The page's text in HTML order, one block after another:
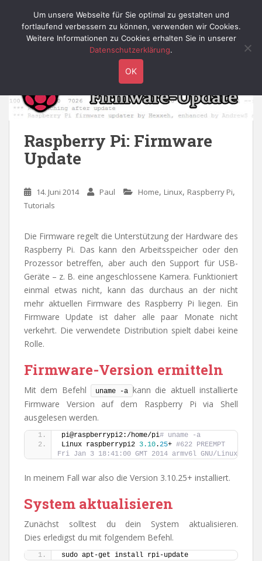
Willy's Technik-Blog
Raspberry Pi: Firmware
Update
14. Juni 2014 Paul Home, Linux, Raspberry Pi,
Tutorials
Die Firmware regelt die Unterstützung der Hardware des
Raspberry Pi. Das kann den Arbeitsspeicher oder den
Prozessor betreffen, aber auch den Support für USB-
Geräte – z. B. eine angeschlossene Kamera. Funktioniert
einmal etwas nicht, kann das durchaus an der nicht
mehr aktuellen Firmware des Raspberry Pi liegen. Ein
Firmware Update ist daher alle paar Monate nicht
verkehrt. Die verwendete Distribution spielt dabei keine
Rolle.
Firmware-Version ermitteln
Mit dem Befehl uname -a kann die aktuell installierte
Firmware Version auf dem Raspberry Pi via Shell
ausgelesen werden.
pi@raspberrypi2:/home/pi# uname -a
Linux raspberrypi2 3.10.25+ #622 PREEMPT
Fri Jan 3 18:41:00 GMT 2014 armv6l GNU/Linux
In meinem Fall war also die Version 3.10.25+ installiert.
System aktualisieren
Zunächst solltest du dein System aktualisieren.
Dies erledigst du mit folgendem Befehl.
sudo apt-get install rpi-update
Um unsere Webseite für Sie optimal zu gestalten und
fortlaufend verbessern zu können, verwenden wir Cookies.
Weitere Informationen zu Cookies erhalten Sie in unserer
Datenschutzerklärung.
OK